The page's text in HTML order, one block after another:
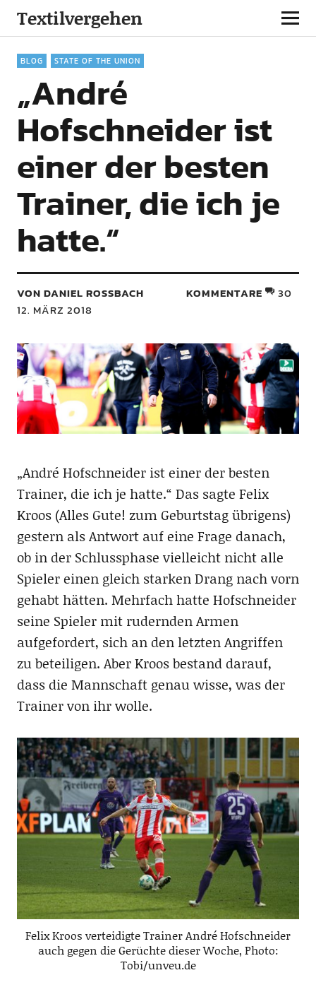
Textilvergehen
BLOG STATE OF THE UNION
„André
Hofschneider ist
einer der besten
Trainer, die ich je
hatte.“
VON DANIEL ROSSBACH
12. MÄRZ 2018
KOMMENTARE 30
„André Hofschneider ist einer der besten
Trainer, die ich je hatte.“ Das sagte Felix
Kroos (Alles Gute! zum Geburtstag übrigens)
gestern als Antwort auf eine Frage danach,
ob in der Schlussphase vielleicht nicht alle
Spieler einen gleich starken Drang nach vorn
gehabt hätten. Mehrfach hatte Hofschneider
seine Spieler mit rudernden Armen
aufgefordert, sich an den letzten Angriffen
zu beteiligen. Aber Kroos bestand darauf,
dass die Mannschaft genau wisse, was der
Trainer von ihr wolle.
Felix Kroos verteidigte Trainer André Hofschneider
auch gegen die Gerüchte dieser Woche, Photo:
Tobi/unveu.de